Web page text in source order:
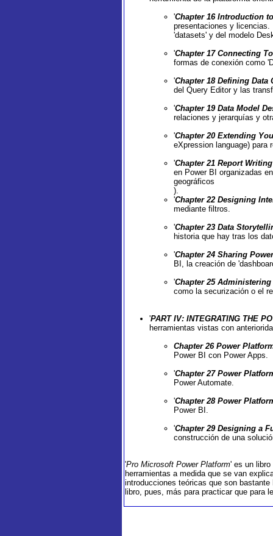
'Chapter 16 Introduction
presentaciones y
'datasets' y del modelo
'Chapter 17 Connecting
formas de conexión como
'Chapter 18 Defining
del Query Editor y las
'Chapter 19 Data Model
relaciones y jerarquías y
'Chapter 20 Extending
eXpression language) para
'Chapter 21 Report
en Power BI organizadas
geográficos
).
'Chapter 22 Designing
mediante filtros.
'Chapter 23 Data
historia que hay tras los
'Chapter 24 Sharing
BI, la creación de
'Chapter 25
como la securización o el
'PART IV: INTEGRATING THE
herramientas vistas con
Chapter 26 Power
Power BI con Power Apps.
'Chapter 27 Power
Power Automate.
'Chapter 28 Power
Power BI.
'Chapter 29 Designing a
construcción de una
'Pro Microsoft Power Platform' es un
herramientas a medida que se van
introducciones teóricas que son
libro, pues, más para practicar que para